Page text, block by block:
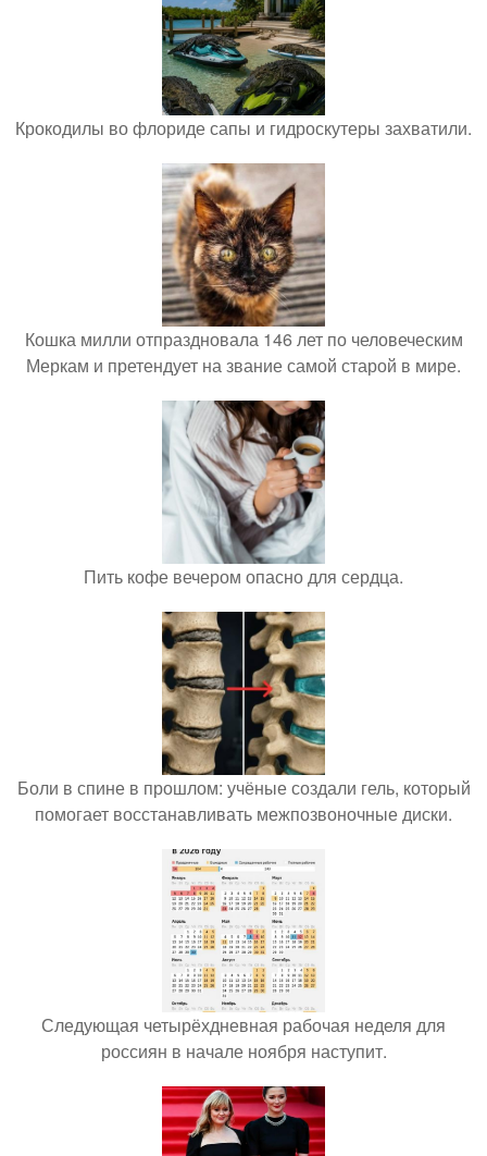
Крокодилы во флориде сапы и гидроскутеры захватили.
Кошка милли отпраздновала 146 лет по человеческим
Меркам и претендует на звание самой старой в мире.
Пить кофе вечером опасно для сердца.
Боли в спине в прошлом: учёные создали гель, который
помогает восстанавливать межпозвоночные диски.
Следующая четырёхдневная рабочая неделя для
россиян в начале ноября наступит.